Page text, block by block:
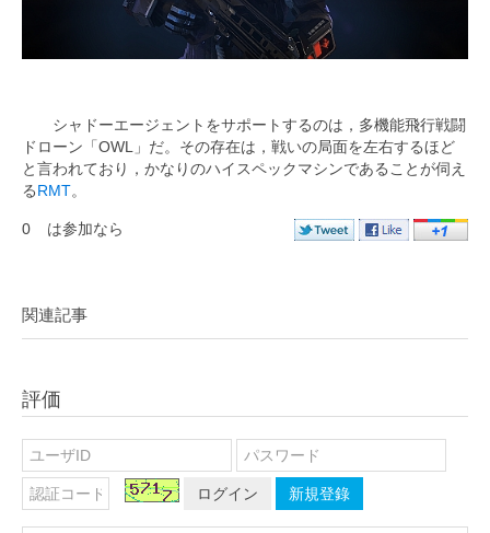
シャドーエージェントをサポートするのは，多機能飛行戦闘
ドローン「OWL」だ。その存在は，戦いの局面を左右するほど
と言われており，かなりのハイスペックマシンであることが伺え
るRMT。
0 は参加なら
関連記事
評価
ログイン 新規登錄